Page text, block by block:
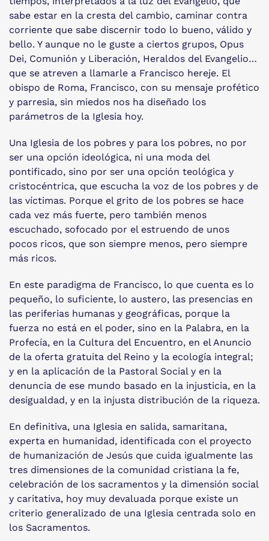
sabe estar en la cresta del cambio, caminar contra
corriente que sabe discernir todo lo bueno, válido y
bello. Y aunque no le guste a ciertos grupos, Opus
Dei, Comunión y Liberación, Heraldos del Evangelio…
que se atreven a llamarle a Francisco hereje. El
obispo de Roma, Francisco, con su mensaje profético
y parresia, sin miedos nos ha diseñado los
parámetros de la Iglesia hoy.
Una Iglesia de los pobres y para los pobres, no por
ser una opción ideológica, ni una moda del
pontificado, sino por ser una opción teológica y
cristocéntrica, que escucha la voz de los pobres y de
las víctimas. Porque el grito de los pobres se hace
cada vez más fuerte, pero también menos
escuchado, sofocado por el estruendo de unos
pocos ricos, que son siempre menos, pero siempre
más ricos.
En este paradigma de Francisco, lo que cuenta es lo
pequeño, lo suficiente, lo austero, las presencias en
las periferias humanas y geográficas, porque la
fuerza no está en el poder, sino en la Palabra, en la
Profecía, en la Cultura del Encuentro, en el Anuncio
de la oferta gratuita del Reino y la ecología integral;
y en la aplicación de la Pastoral Social y en la
denuncia de ese mundo basado en la injusticia, en la
desigualdad, y en la injusta distribución de la riqueza.
En definitiva, una Iglesia en salida, samaritana,
experta en humanidad, identificada con el proyecto
de humanización de Jesús que cuida igualmente las
tres dimensiones de la comunidad cristiana la fe,
celebración de los sacramentos y la dimensión social
y caritativa, hoy muy devaluada porque existe un
criterio generalizado de una Iglesia centrada solo en
los Sacramentos.